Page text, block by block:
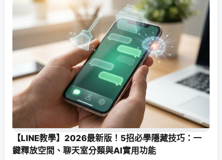
【LINE教學】2026最新版！5招必學隱藏技巧：一
鍵釋放空間、聊天室分類與AI實用功能